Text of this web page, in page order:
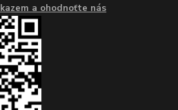
a ohodnoťte nás